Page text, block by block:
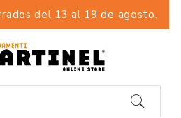
del 13 al 19 de agosto.